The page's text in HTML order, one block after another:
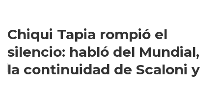
Chiqui Tapia rompió el
silencio: habló del Mundial,
la continuidad de Scaloni y